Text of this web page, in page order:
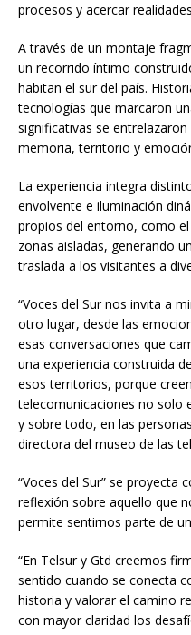
procesos y acercar
A través de un montaje
un recorrido íntimo
habitan el sur del país.
tecnologías que marcaron
significativas se
memoria, territorio y
La experiencia integra
envolvente e iluminación
propios del entorno, como
zonas aisladas, generando
traslada a los visitantes a
“Voces del Sur nos invita a
otro lugar, desde las
esas conversaciones que
una experiencia construida
esos territorios, porque
telecomunicaciones no solo
y sobre todo, en las
directora del museo de las
“Voces del Sur” se proyecta
reflexión sobre aquello que
permite sentirnos parte de
“En Telsur y Gtd creemos
sentido cuando se conecta
historia y valorar el camino
con mayor claridad los